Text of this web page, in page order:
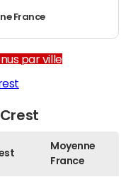
France
par ville
Moyenne
France